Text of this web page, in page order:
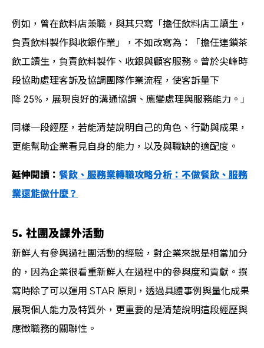
例如，曾在飲料店兼職，與其只寫「擔任飲料店工讀生，
負責飲料製作與收銀作業」，不如改寫為：「擔任連鎖茶
飲工讀生，負責飲料製作、收銀與顧客服務。曾於尖峰時
段協助處理客訴及協調團隊作業流程，使客訴量下
降 25%，展現良好的溝通協調、應變處理與服務能力。」
同樣一段經歷，若能清楚說明自己的角色、行動與成果，
更能幫助企業看見自身的能力，以及與職缺的適配度。
延伸閱讀： 餐飲、服務業轉職攻略分析：不做餐飲、服務
業還能做什麼？
5. 社團及課外活動
新鮮人有參與過社團活動的經驗，對企業來說是相當加分
的，因為企業很看重新鮮人在過程中的參與度和貢獻。撰
寫時除了可以運用 STAR 原則，透過具體事例與量化成果
展現個人能力及特質外，更重要的是清楚說明這段經歷與
應徵職務的關聯性。